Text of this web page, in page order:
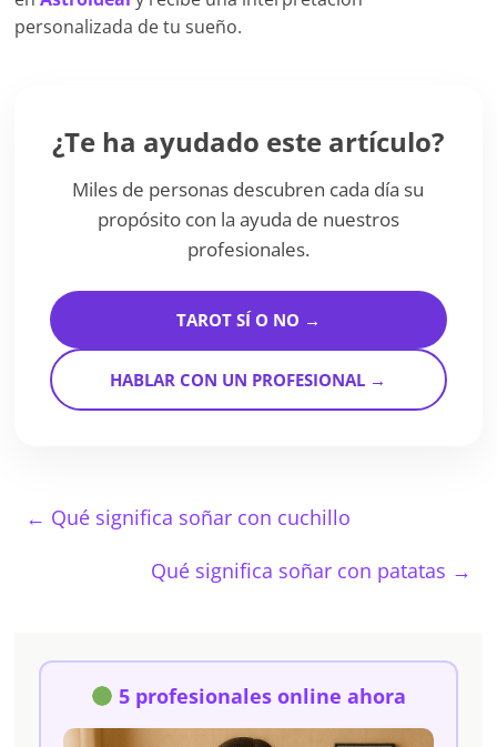
personalizada de tu sueño.
¿Te ha ayudado este artículo?
Miles de personas descubren cada día su
propósito con la ayuda de nuestros
profesionales.
TAROT SÍ O NO →
HABLAR CON UN PROFESIONAL →
← Qué significa soñar con cuchillo
Qué significa soñar con patatas →
5 profesionales online ahora